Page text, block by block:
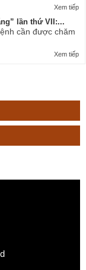
Xem tiếp
lần thứ VII:...
cần được chăm
Xem tiếp